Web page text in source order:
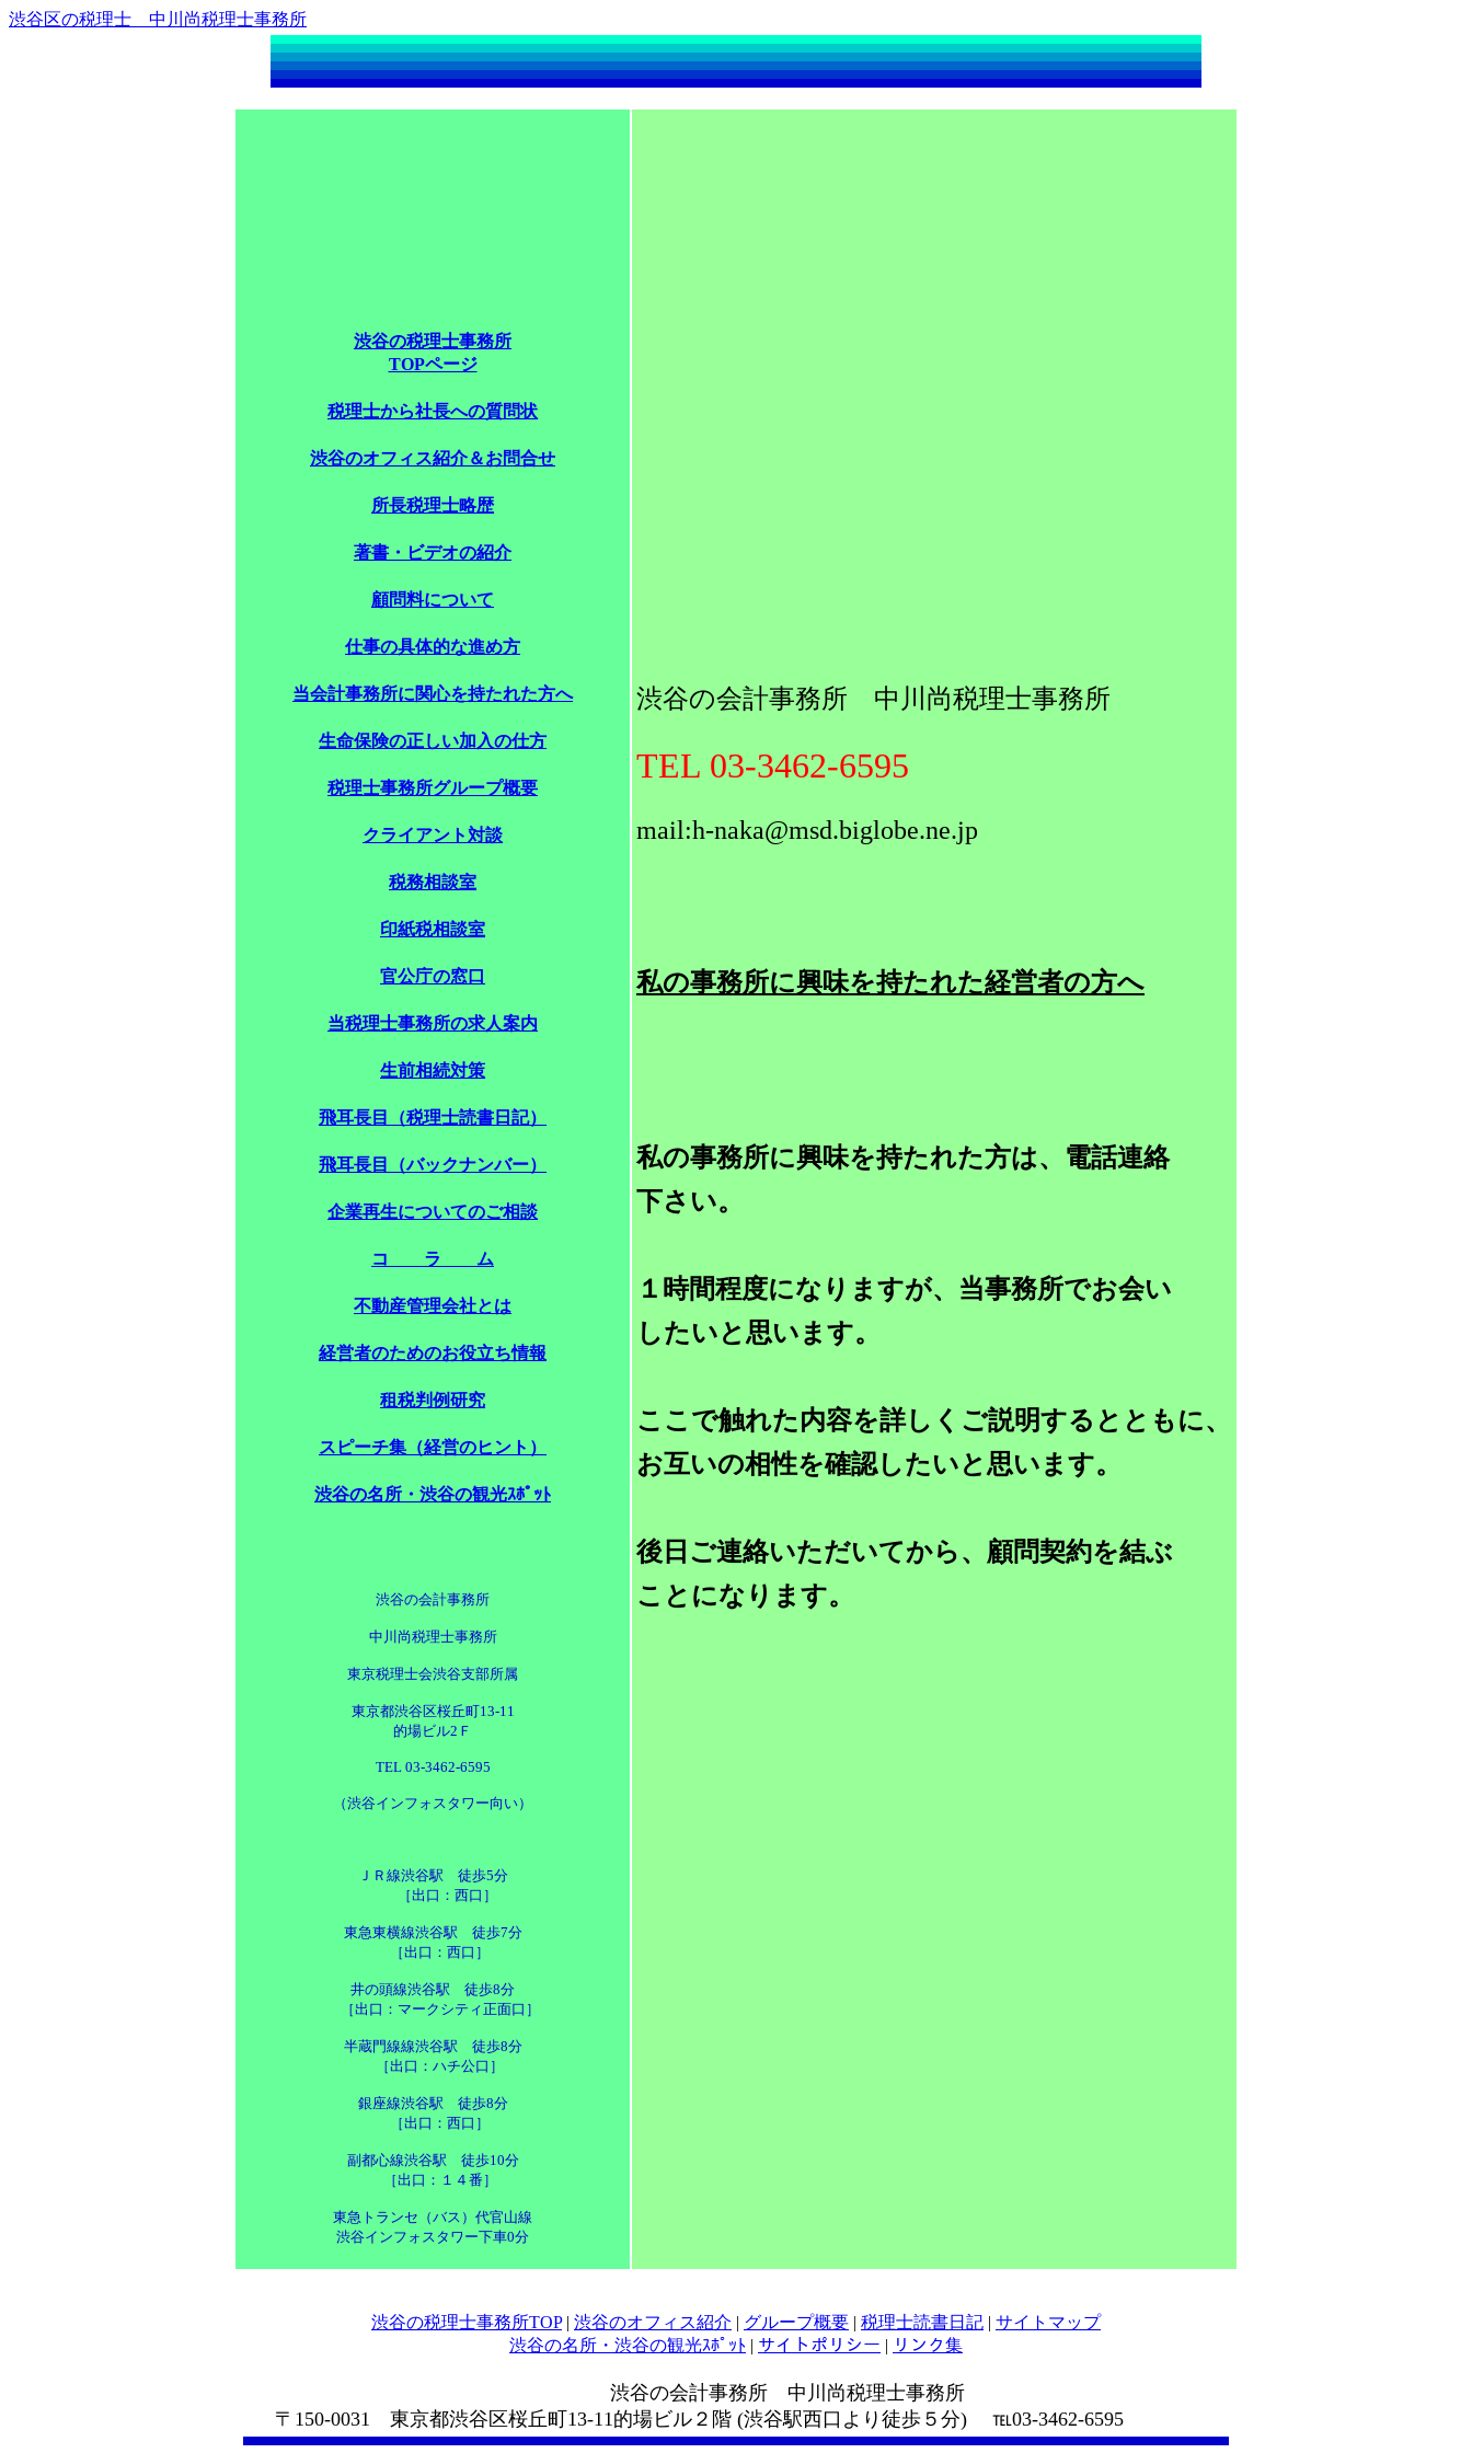
渋谷区の税理士 中川尚税理士事務所
渋谷の税理士事務所
TOPページ
税理士から社長への質問状
渋谷のオフィス紹介＆お問合せ
所長税理士略歴
著書・ビデオの紹介
顧問料について
仕事の具体的な進め方
当会計事務所に関心を持たれた方へ
生命保険の正しい加入の仕方
税理士事務所グループ概要
クライアント対談
税務相談室
印紙税相談室
官公庁の窓口
当税理士事務所の求人案内
生前相続対策
飛耳長目（税理士読書日記）
飛耳長目（バックナンバー）
企業再生についてのご相談
コ ラ ム
不動産管理会社とは
経営者のためのお役立ち情報
租税判例研究
スピーチ集（経営のヒント）
渋谷の名所・渋谷の観光ｽﾎﾟｯﾄ
渋谷の会計事務所
中川尚税理士事務所
東京税理士会渋谷支部所属
東京都渋谷区桜丘町13-11
的場ビル2Ｆ
TEL 03-3462-6595
（渋谷インフォスタワー向い）
ＪＲ線渋谷駅 徒歩5分
［出口：西口］
東急東横線渋谷駅 徒歩7分
［出口：西口］
井の頭線渋谷駅 徒歩8分
［出口：マークシティ正面口］
半蔵門線線渋谷駅 徒歩8分
［出口：ハチ公口］
銀座線渋谷駅 徒歩8分
［出口：西口］
副都心線渋谷駅 徒歩10分
［出口：１４番］
東急トランセ（バス）代官山線
渋谷インフォスタワー下車0分
渋谷の会計事務所 中川尚税理士事務所
TEL 03-3462-6595
mail:h-naka@msd.biglobe.ne.jp
私の事務所に興味を持たれた経営者の方へ
私の事務所に興味を持たれた方は、電話連絡
下さい。
１時間程度になりますが、当事務所でお会い
したいと思います。
ここで触れた内容を詳しくご説明するとともに、
お互いの相性を確認したいと思います。
後日ご連絡いただいてから、顧問契約を結ぶ
ことになります。
渋谷の税理士事務所TOP| 渋谷のオフィス紹介 | グループ概要 | 税理士読書日記 | サイトマップ
渋谷の名所・渋谷の観光ｽﾎﾟｯﾄ | サイトポリシー | リンク集
渋谷の会計事務所 中川尚税理士事務所
〒150-0031 東京都渋谷区桜丘町13-11的場ビル２階 (渋谷駅西口より徒歩５分) ℡03-3462-6595